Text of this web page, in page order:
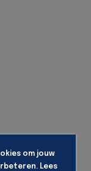
om jouw
Lees